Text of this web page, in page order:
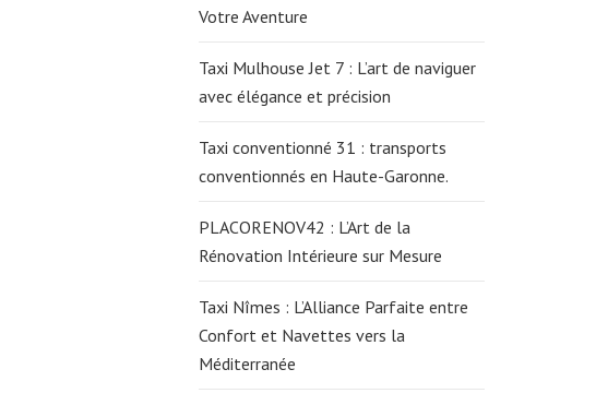
Votre Aventure
Taxi Mulhouse Jet 7 : L’art de naviguer
avec élégance et précision
Taxi conventionné 31 : transports
conventionnés en Haute-Garonne.
PLACORENOV42 : L’Art de la
Rénovation Intérieure sur Mesure
Taxi Nîmes : L’Alliance Parfaite entre
Confort et Navettes vers la
Méditerranée